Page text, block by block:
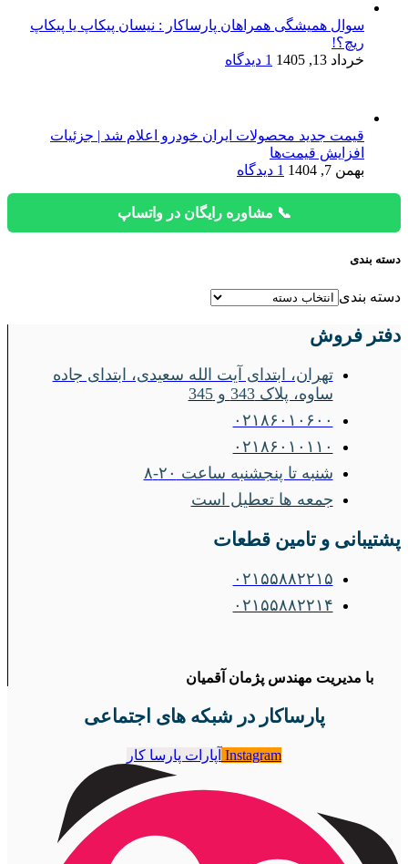
سوال همیشگی همراهان پارساکار : نیسان پیکاپ یا پیکاپ
ریچ؟!
خرداد 13, 1405
1 دیدگاه
قیمت جدید محصولات ایران خودرو اعلام شد | جزئیات
افزایش قیمت‌ها
بهمن 7, 1404
1 دیدگاه
📞 مشاوره رایگان در واتساپ
دسته بندی
دسته بندی
دفتر فروش
تهران، ابتدای آیت الله سعیدی، ابتدای جاده
ساوه، پلاک 343 و 345
۰۲۱۸۶۰۱۰۶۰۰
۰۲۱۸۶۰۱۰۱۱۰
شنبه تا پنجشنبه ساعت ۲۰-۸
جمعه ها تعطیل است
پشتیبانی و تامین قطعات
۰۲۱۵۵۸۸۲۲۱۵
۰۲۱۵۵۸۸۲۲۱۴
با مدیریت مهندس پژمان آقمیان
پارساکار در شبکه های اجتماعی
Instagram آپارات پارسا کار